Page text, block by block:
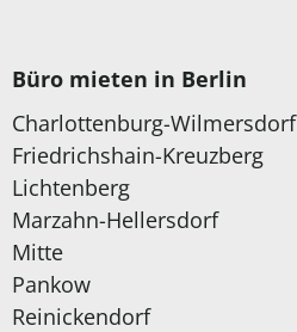
Büro mieten in Berlin
Charlottenburg-Wilmersdorf
Friedrichshain-Kreuzberg
Lichtenberg
Marzahn-Hellersdorf
Mitte
Pankow
Reinickendorf